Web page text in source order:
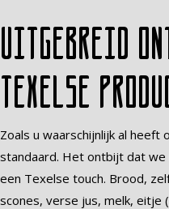
Uitgebreid
Texelse
Zoals u waarschijnlijk al heeft
standaard. Het ontbijt dat
een Texelse touch. Brood,
scones, verse jus, melk,